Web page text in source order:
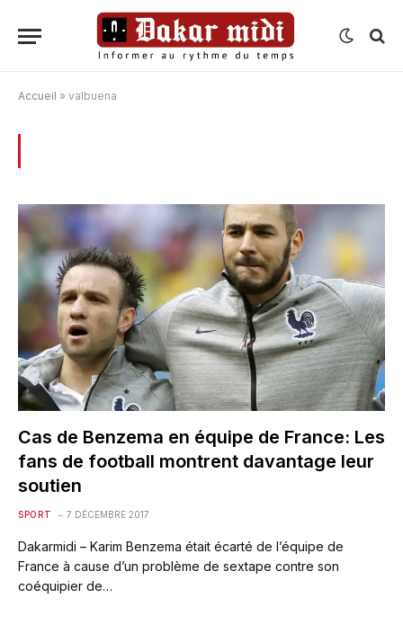
Accueil » valbuena
Cas de Benzema en équipe de France: Les
fans de football montrent davantage leur
soutien
SPORT 7 DÉCEMBRE 2017
Dakarmidi – Karim Benzema était écarté de l’équipe de
France à cause d’un problème de sextape contre son
coéquipier de…